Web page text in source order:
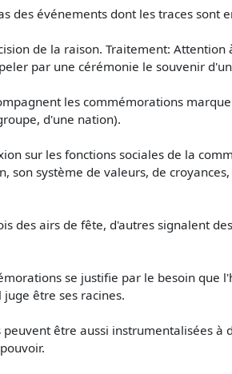
des événements dont les traces sont
de la raison. Traitement: Attention
par une cérémonie le souvenir
les commémorations
d'une nation).
sur les fonctions sociales de la
son système de valeurs, de
des airs de fête, d'autres signalent
se justifie par le besoin que
être ses racines.
être aussi instrumentalisées